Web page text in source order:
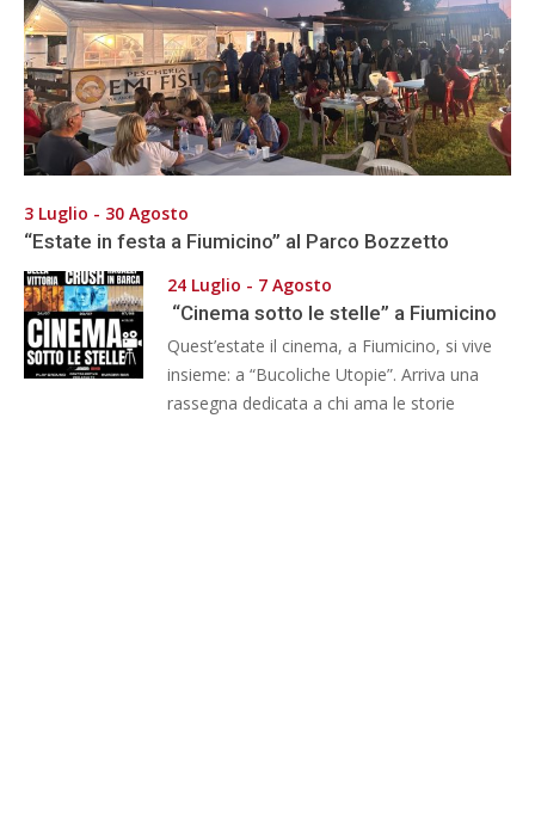
3 Luglio - 30 Agosto
“Estate in festa a Fiumicino” al Parco Bozzetto
24 Luglio - 7 Agosto
“Cinema sotto le stelle” a Fiumicino
Quest’estate il cinema, a Fiumicino, si vive
insieme: a “Bucoliche Utopie”. Arriva una
rassegna dedicata a chi ama le storie